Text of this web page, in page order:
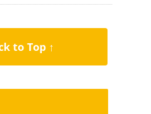
to Top ↑